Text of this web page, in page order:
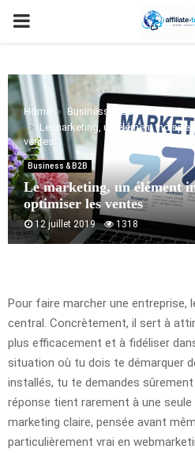
PRIMARY
Home
Business & B2B
Le marketing, un élément
ventes
Business & B2B
Le marketing, un élément
optimiser les ventes
12 juillet 2019 1318
Pour faire marcher une entreprise,
central. Concrètement, il sert à
plus efficacement et à fidéliser
situation où tu dois te démarquer
installés, tu te demandes
réponse tient rarement à une
marketing claire, pensée avant
particulièrement vrai en